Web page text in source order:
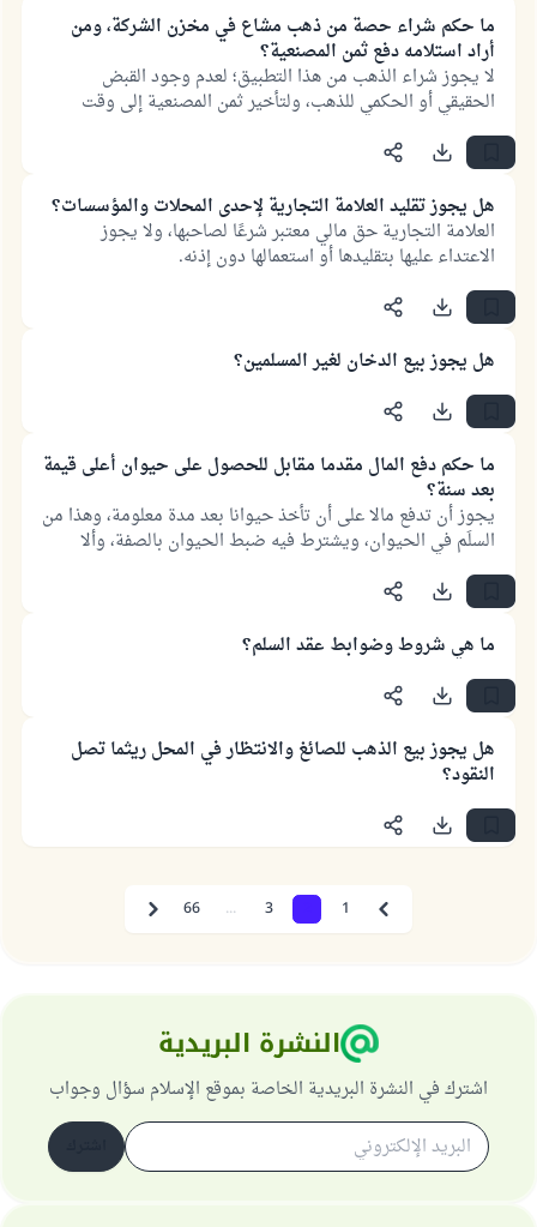
ما حكم شراء حصة من ذهب مشاع في مخزن الشركة، ومن
أراد استلامه دفع ثمن المصنعية؟
لا يجوز شراء الذهب من هذا التطبيق؛ لعدم وجود القبض
الحقيقي أو الحكمي للذهب، ولتأخير ثمن المصنعية إلى وقت
استلام الذهب.
هل يجوز تقليد العلامة التجارية لإحدى المحلات والمؤسسات؟
العلامة التجارية حق مالي معتبر شرعًا لصاحبها، ولا يجوز
الاعتداء عليها بتقليدها أو استعمالها دون إذنه.
هل يجوز بيع الدخان لغير المسلمين؟
ما حكم دفع المال مقدما مقابل للحصول على حيوان أعلى قيمة
بعد سنة؟
يجوز أن تدفع مالا على أن تأخذ حيوانا بعد مدة معلومة، وهذا من
السلَم في الحيوان، ويشترط فيه ضبط الحيوان بالصفة، وألا
تسلم في بهيمة حامل.
ما هي شروط وضوابط عقد السلم؟
هل يجوز بيع الذهب للصائغ والانتظار في المحل ريثما تصل
النقود؟
Previous
1
3
...
66
Next
النشرة البريدية
اشترك في النشرة البريدية الخاصة بموقع الإسلام سؤال وجواب